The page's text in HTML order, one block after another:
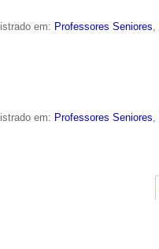
em: Professores Seniores
em: Professores Seniores,